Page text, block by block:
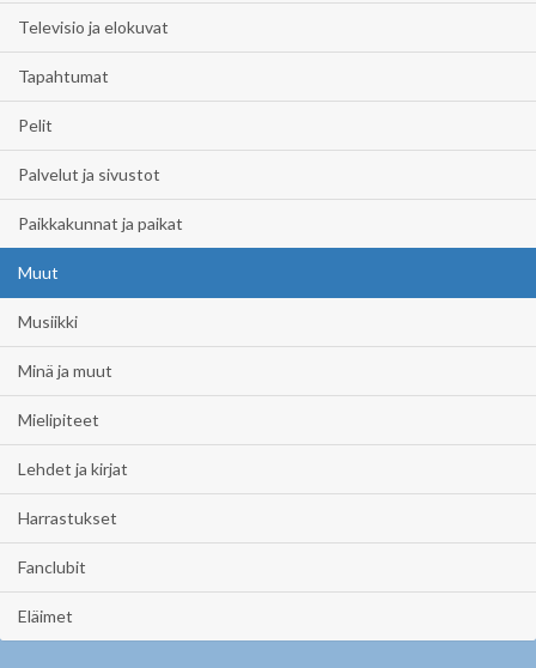
Televisio ja elokuvat
Tapahtumat
Pelit
Palvelut ja sivustot
Paikkakunnat ja paikat
Muut
Musiikki
Minä ja muut
Mielipiteet
Lehdet ja kirjat
Harrastukset
Fanclubit
Eläimet